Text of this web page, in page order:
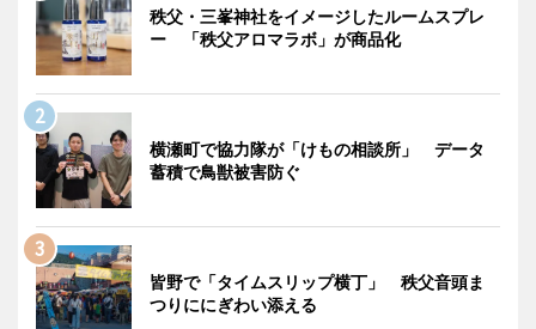
秩父・三峯神社をイメージしたルームスプレ
ー 「秩父アロマラボ」が商品化
横瀬町で協力隊が「けもの相談所」 データ
蓄積で鳥獣被害防ぐ
皆野で「タイムスリップ横丁」 秩父音頭ま
つりににぎわい添える